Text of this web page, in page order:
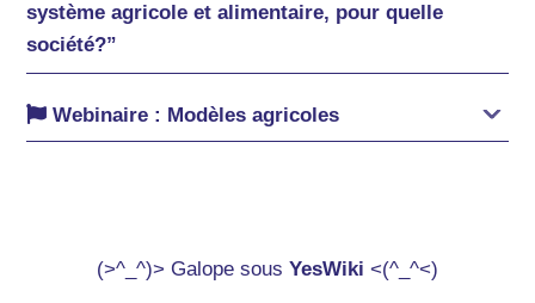
système agricole et alimentaire, pour quelle
société?”
Webinaire : Modèles agricoles
(>^_^)> Galope sous YesWiki <(^_^<)